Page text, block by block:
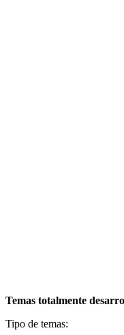
Temas totalmente
Tipo de temas: